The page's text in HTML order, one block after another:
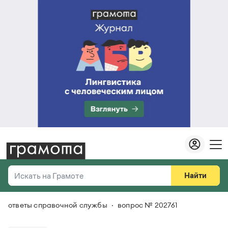
Искать на Грамоте
Справочная служба
Найти
Везде
ответы справочной службы вопрос № 202761